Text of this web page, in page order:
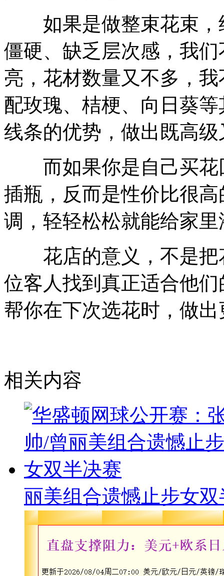
如果是做整束花束，
僵硬、缺乏层次感，我
亮，花材数量又不多，
配玫瑰、桔梗、向日葵
线条的优势，做出既高
而如果你是自己买花
插瓶，反而是性价比很
调，轻轻松松就能给家
花店的意义，不是把
位客人找到真正适合他
帮你在下次选花时，做
相关内容
丽美组合遗憾止步女